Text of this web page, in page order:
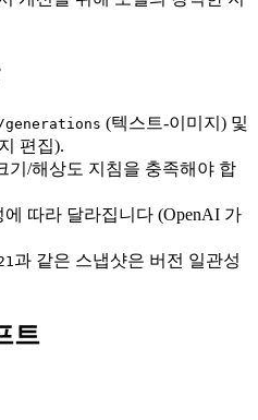
generations (텍스트-이미지) 및
편집).
기/해상도 지침을 충족해야 합
따라 달라집니다 (OpenAI 가
과 같은 스냅샷은 버전 일관성
트